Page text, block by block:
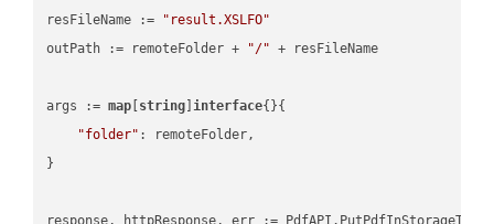
resFileName :=
"result.XSLFO"
outPath := remoteFolder +
"/" + resFileName
args := map string ]interface{}{
"folder" : remoteFolder,
}